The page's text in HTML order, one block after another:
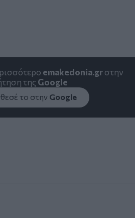
emakedonia.grστην
της Google
το στην Google